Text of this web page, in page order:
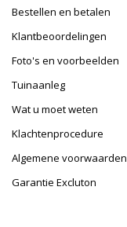
Bestellen en betalen
Klantbeoordelingen
Foto's en voorbeelden
Tuinaanleg
Wat u moet weten
Klachtenprocedure
Algemene voorwaarden
Garantie Excluton